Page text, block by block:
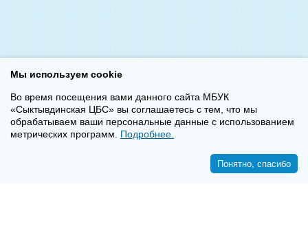
Мы используем cookie
Во время посещения вами данного сайта МБУК
«Сыктывдинская ЦБС» вы соглашаетесь с тем, что мы
обрабатываем ваши персональные данные с использованием
метрических программ. Подробнее.
Понятно, спасибо